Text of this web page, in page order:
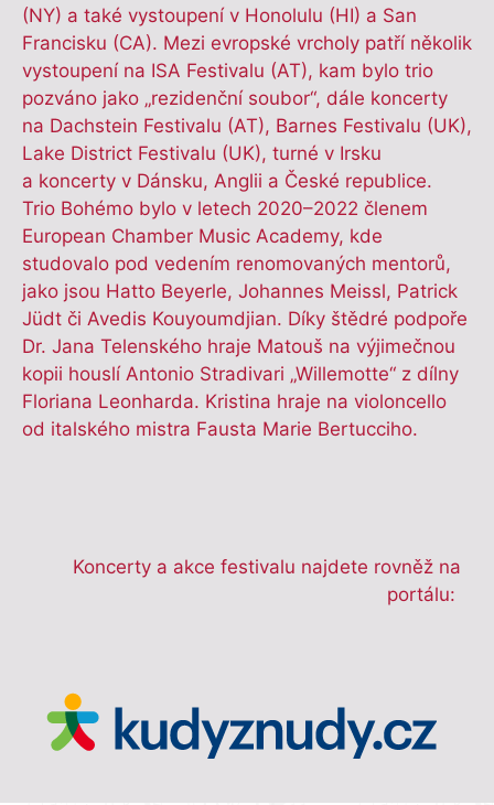
(NY) a také vystoupení v Honolulu (HI) a San
Francisku (CA). Mezi evropské vrcholy patří několik
vystoupení na ISA Festivalu (AT), kam bylo trio
pozváno jako „rezidenční soubor“, dále koncerty
na Dachstein Festivalu (AT), Barnes Festivalu (UK),
Lake District Festivalu (UK), turné v Irsku
a koncerty v Dánsku, Anglii a České republice.
Trio Bohémo bylo v letech 2020–2022 členem
European Chamber Music Academy, kde
studovalo pod vedením renomovaných mentorů,
jako jsou Hatto Beyerle, Johannes Meissl, Patrick
Jüdt či Avedis Kouyoumdjian. Díky štědré podpoře
Dr. Jana Telenského hraje Matouš na výjimečnou
kopii houslí Antonio Stradivari „Willemotte“ z dílny
Floriana Leonharda. Kristina hraje na violoncello
od italského mistra Fausta Marie Bertucciho.
Koncerty a akce festivalu najdete rovněž na
portálu: